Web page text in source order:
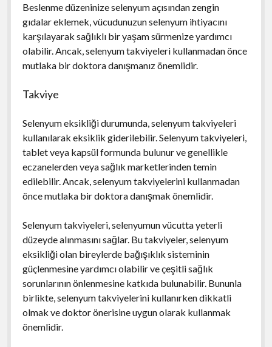
Beslenme düzeninize selenyum açısından zengin
gıdalar eklemek, vücudunuzun selenyum ihtiyacını
karşılayarak sağlıklı bir yaşam sürmenize yardımcı
olabilir. Ancak, selenyum takviyeleri kullanmadan önce
mutlaka bir doktora danışmanız önemlidir.
Takviye
Selenyum eksikliği durumunda, selenyum takviyeleri
kullanılarak eksiklik giderilebilir. Selenyum takviyeleri,
tablet veya kapsül formunda bulunur ve genellikle
eczanelerden veya sağlık marketlerinden temin
edilebilir. Ancak, selenyum takviyelerini kullanmadan
önce mutlaka bir doktora danışmak önemlidir.
Selenyum takviyeleri, selenyumun vücutta yeterli
düzeyde alınmasını sağlar. Bu takviyeler, selenyum
eksikliği olan bireylerde bağışıklık sisteminin
güçlenmesine yardımcı olabilir ve çeşitli sağlık
sorunlarının önlenmesine katkıda bulunabilir. Bununla
birlikte, selenyum takviyelerini kullanırken dikkatli
olmak ve doktor önerisine uygun olarak kullanmak
önemlidir.